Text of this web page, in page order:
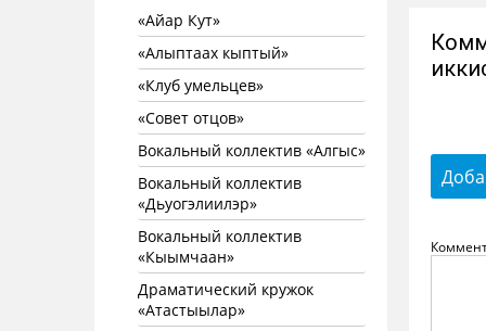
«Айар Кут»
«Алыптаах кыптый»
«Клуб умельцев»
«Совет отцов»
Вокальный коллектив «Алгыс»
Вокальный коллектив
«Дьуогэлиилэр»
Вокальный коллектив
«Кыымчаан»
Драматический кружок
«Атастыылар»